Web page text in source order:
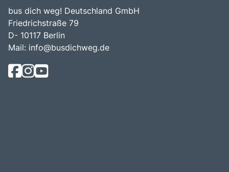
bus dich weg! Deutschland GmbH
Friedrichstraße 79
D- 10117 Berlin
Mail: info@busdichweg.de